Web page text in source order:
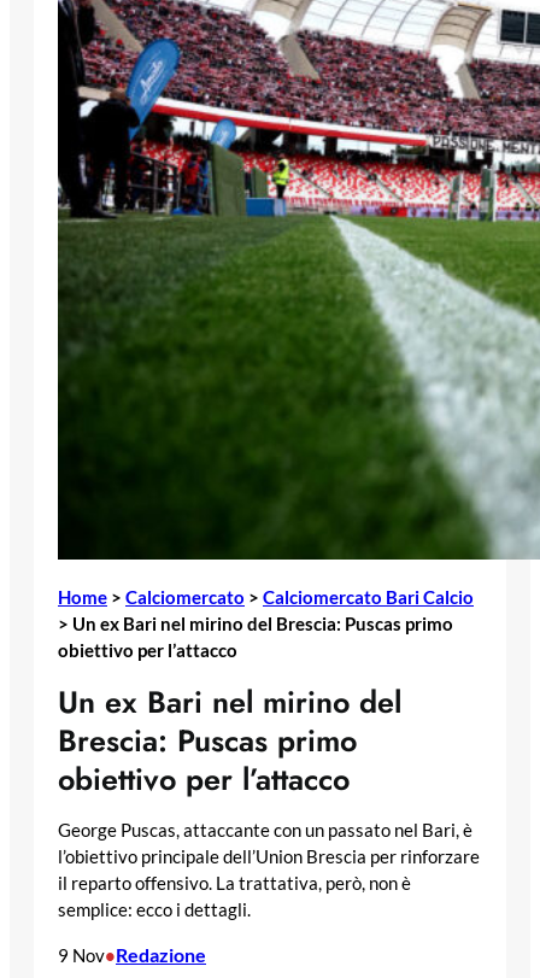
Home > Calciomercato > Calciomercato Bari Calcio
> Un ex Bari nel mirino del Brescia: Puscas primo
obiettivo per l’attacco
Un ex Bari nel mirino del
Brescia: Puscas primo
obiettivo per l’attacco
George Puscas, attaccante con un passato nel Bari, è
l’obiettivo principale dell’Union Brescia per rinforzare
il reparto offensivo. La trattativa, però, non è
semplice: ecco i dettagli.
9 Nov•Redazione